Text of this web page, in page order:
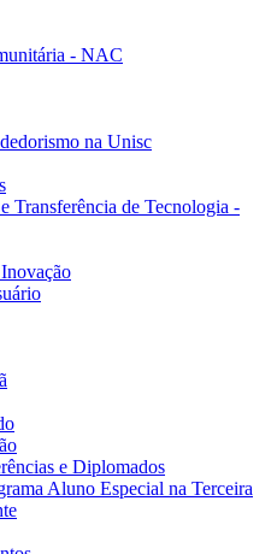
- NAC
na Unisc
Transferência de Tecnologia -
e Diplomados
Aluno Especial na Terceira